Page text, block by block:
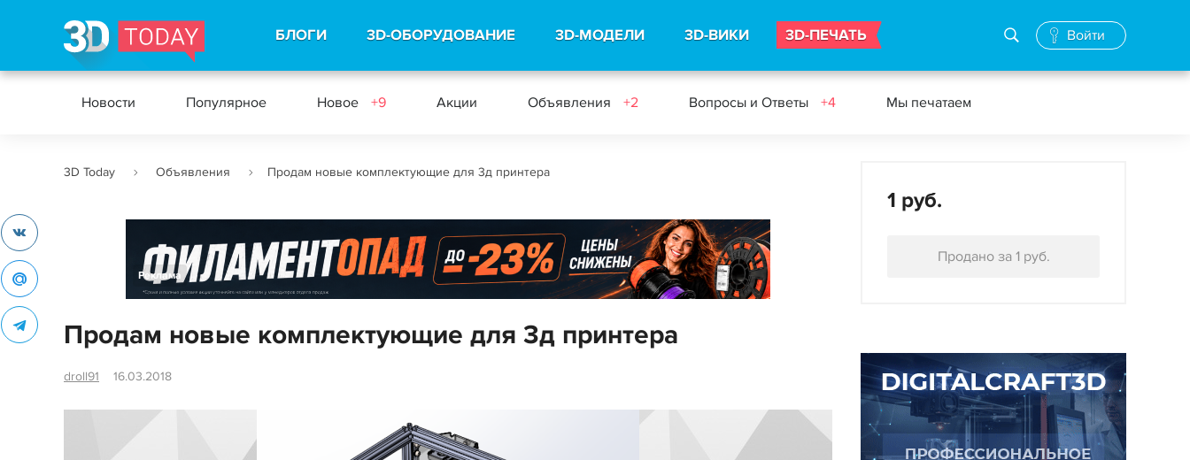
БЛОГИ 3D-ОБОРУДОВАНИЕ 3D-МОДЕЛИ 3D-ВИКИ 3D-ПЕЧАТЬ Войти
Новости Популярное Новое +9 Акции Объявления +2 Вопросы и Ответы +4 Мы печатаем
3D Today Объявления Продам новые комплектующие для 3д принтера
Реклама
Продам новые комплектующие для 3д принтера
droll91 16.03.2018
1 руб.
Продано за 1 руб.